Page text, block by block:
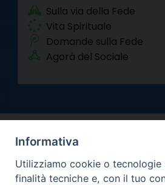
Sulla via della Fede
Vita Spirituale
Domande sulla Fede
Agorà del Sociale
Informativa
Utilizziamo cookie o tecnologie
finalità tecniche e, con il tuo